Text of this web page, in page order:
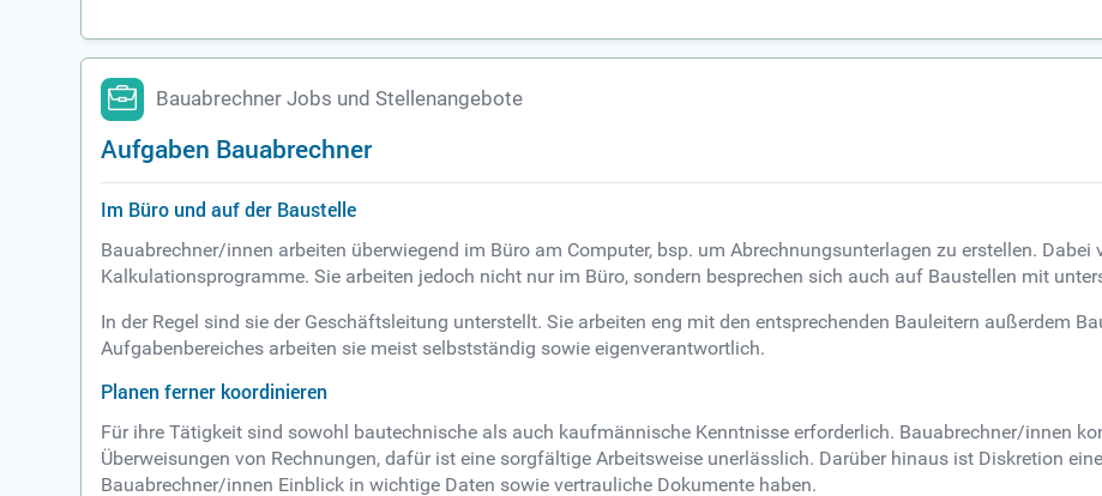
Bauabrechner Jobs und Stellenangebote
Aufgaben Bauabrechner
Im Büro und auf der Baustelle
Bauabrechner/innen arbeiten überwiegend im Büro am Computer, bsp. um Abrechnungsunterlagen zu erstellen.
Kalkulationsprogramme. Sie arbeiten jedoch nicht nur im Büro, sondern besprechen sich auch auf Baustellen mit
In der Regel sind sie der Geschäftsleitung unterstellt. Sie arbeiten eng mit den entsprechenden Bauleitern außerdem
Aufgabenbereiches arbeiten sie meist selbstständig sowie eigenverantwortlich.
Planen ferner koordinieren
Für ihre Tätigkeit sind sowohl bautechnische als auch kaufmännische Kenntnisse erforderlich. Bauabrechner/innen
Überweisungen von Rechnungen, dafür ist eine sorgfältige Arbeitsweise unerlässlich. Darüber hinaus ist Diskretion
Bauabrechner/innen Einblick in wichtige Daten sowie vertrauliche Dokumente haben.